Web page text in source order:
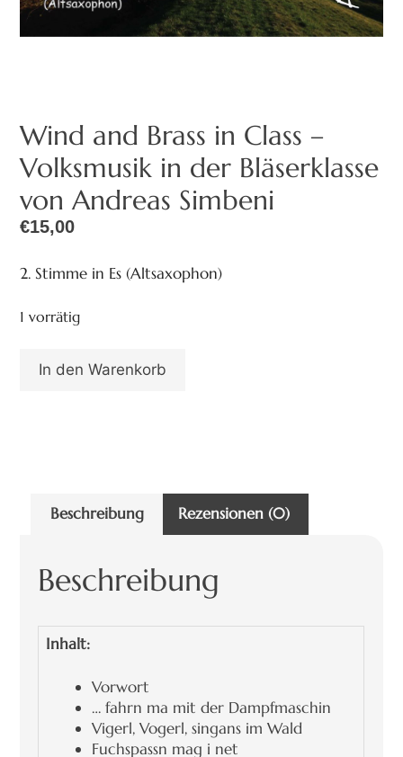
Wind and Brass in Class –
Volksmusik in der Bläserklasse
von Andreas Simbeni
€15,00
2. Stimme in Es (Altsaxophon)
1 vorrätig
In den Warenkorb
Beschreibung Rezensionen (0)
Beschreibung
Inhalt:
Vorwort
… fahrn ma mit der Dampfmaschin
Vigerl, Vogerl, singans im Wald
Fuchspassn mag i net